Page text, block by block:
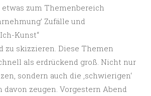
zum Themenbereich
Zufälle und
Kunst“
zu skizzieren. Diese Themen
als erdrückend groß. Nicht nur
sondern auch die ‚schwierigen‘
davon zeugen. Vorgestern Abend